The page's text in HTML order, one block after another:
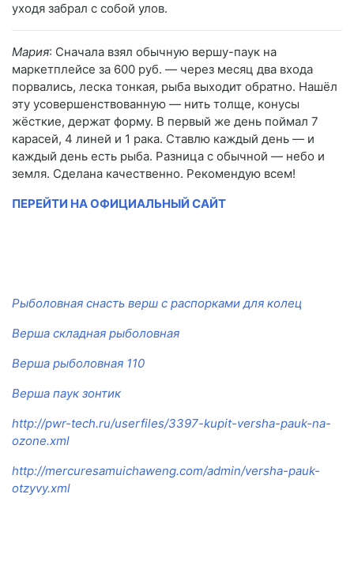
уходя забрал с собой улов.
Мария: Сначала взял обычную вершу-паук на
маркетплейсе за 600 руб. — через месяц два входа
порвались, леска тонкая, рыба выходит обратно. Нашёл
эту усовершенствованную — нить толще, конусы
жёсткие, держат форму. В первый же день поймал 7
карасей, 4 линей и 1 рака. Ставлю каждый день — и
каждый день есть рыба. Разница с обычной — небо и
земля. Сделана качественно. Рекомендую всем!
ПЕРЕЙТИ НА ОФИЦИАЛЬНЫЙ САЙТ
Рыболовная снасть верш с распорками для колец
Верша складная рыболовная
Верша рыболовная 110
Верша паук зонтик
http://pwr-tech.ru/userfiles/3397-kupit-versha-pauk-na-
ozone.xml
http://mercuresamuichaweng.com/admin/versha-pauk-
otzyvy.xml